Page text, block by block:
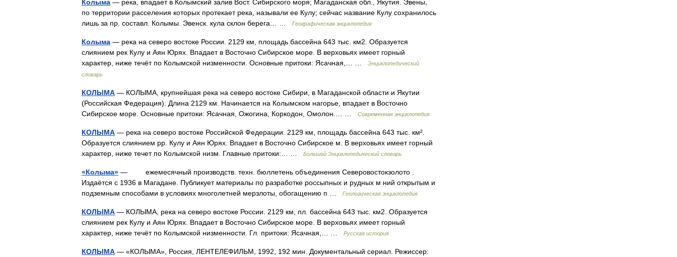
Колыма — река, впадает в Колымский залив Вост. Сибирского моря; Магаданская обл., Якутия. Эвены,
по территории расселения которых протекает река, называли ее Кулу; сейчас название Кулу сохранилось
лишь за пр. составл. Колымы. Эвенск. кула склон берега… …
Географическая энциклопедия
Колыма — река на северо востоке России. 2129 км, площадь бассейна 643 тыс. км2. Образуется
слиянием рек Кулу и Аян Юрях. Впадает в Восточно Сибирское море. В верховьях имеет горный
характер, ниже течёт по Колымской низменности. Основные притоки: Ясачная,… …
Энциклопедический
словарь
КОЛЫМА — КОЛЫМА, крупнейшая река на северо востоке Сибири, в Магаданской области и Якутии
(Российская Федерация). Длина 2129 км. Начинается на Колымском нагорье, впадает в Восточно
Сибирское море. Основные притоки: Ясачная, Ожогина, Коркодон, Омолон.… …
Современная энциклопедия
КОЛЫМА — река на северо востоке Российской Федерации. 2129 км, площадь бассейна 643 тыс. км².
Образуется слиянием рр. Кулу и Аян Юрях. Впадает в Восточно Сибирское м. В верховьях имеет горный
характер, ниже течет по Колымской низм. Главные притоки:… …
Большой Энциклопедический словарь
«Колыма» — ежемесячный производств. техн. бюллетень объединения Северовостокзолото .
Издаётся c 1936 в Магадане. Публикует материалы по разработке россыпных и рудных м ний открытым и
подземным способами в условиях многолетней мерзлоты, обогащению п …
Геологическая энциклопедия
КОЛЫМА — КОЛЫМА, река на северо востоке России. 2129 км, пл. бассейна 643 тыс. км2. Образуется
слиянием рек Кулу и Аян Юрях. Впадает в Восточно Сибирское море. В верховьях имеет горный
характер, ниже течёт по Колымской низменности. Гл. притоки: Ясачная,… …
Русская история
КОЛЫМА — «КОЛЫМА», Россия, ЛЕНТЕЛЕФИЛЬМ, 1992, 192 мин. Документальный сериал. Режиссер: